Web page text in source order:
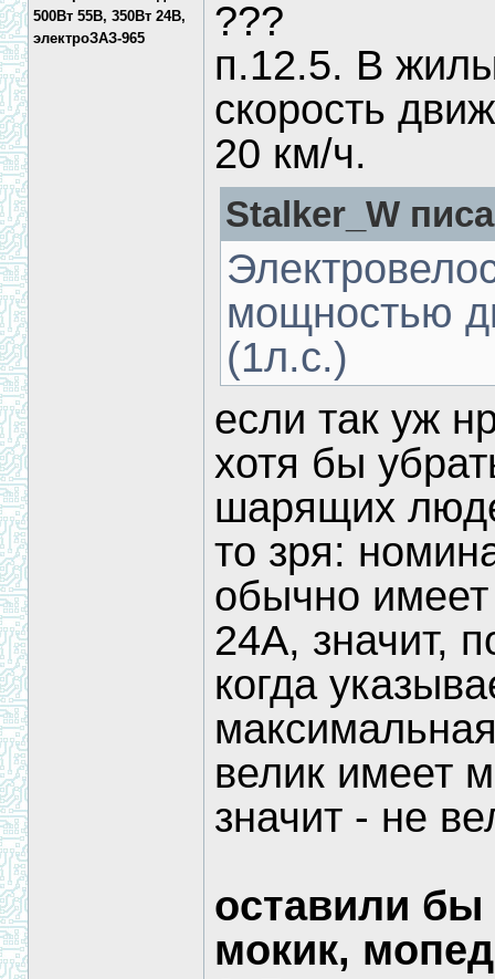
500Вт 55В, 350Вт 24В,
электроЗАЗ-965
???
п.12.5. В
скорость
20 км/ч.
Stalker_W
мощностью
(1л.с.)
если так уж
хотя бы
шарящих
то зря:
обычно
24А, значит,
когда
велик имеет
значит - не
оставили бы
мокик,